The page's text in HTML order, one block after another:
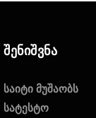
Შენიშვნა
საიტი მუშაობს
სატესტო